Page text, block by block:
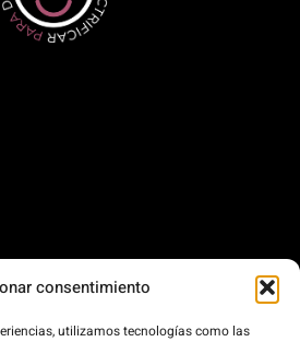
consentimiento
utilizamos tecnologías como las
5º Interior. Izda. 28003